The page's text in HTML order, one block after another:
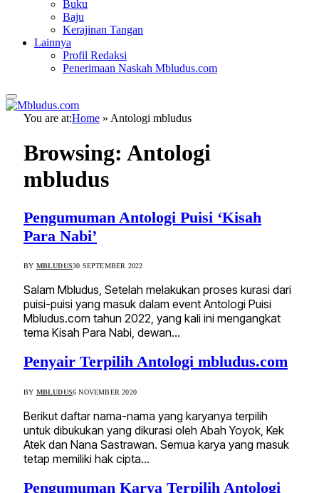
Buku
Baju
Kerajinan Tangan
Lainnya
Profil Redaksi
Penerimaan Naskah Mbludus.com
You are at:Home » Antologi mbludus
Browsing: Antologi
mbludus
Pengumuman Antologi Puisi ‘Kisah
Para Nabi’
BY MBLUDUS30 SEPTEMBER 2022
Salam Mbludus, Setelah melakukan proses kurasi dari
puisi-puisi yang masuk dalam event Antologi Puisi
Mbludus.com tahun 2022, yang kali ini mengangkat
tema Kisah Para Nabi, dewan…
Penyair Terpilih Antologi mbludus.com
BY MBLUDUS6 NOVEMBER 2020
Berikut daftar nama-nama yang karyanya terpilih
untuk dibukukan yang dikurasi oleh Abah Yoyok, Kek
Atek dan Nana Sastrawan. Semua karya yang masuk
tetap memiliki hak cipta…
Pengumuman Karya Terpilih Antologi